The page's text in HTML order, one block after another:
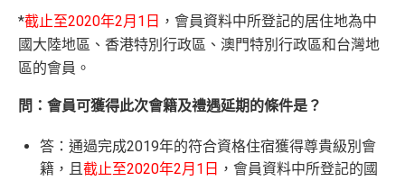
*截止至2020年2月1日 ，會員資料中所登記的居住地為中
國大陸地區、香港特別行政區、澳門特別行政區和台灣地
區的會員。
問：會員可獲得此次會籍及禮遇延期的條件是？
答：通過完成2019年的符合資格住宿獲得尊貴級別會
籍，且截止至2020年2月1日 ，會員資料中所登記的國